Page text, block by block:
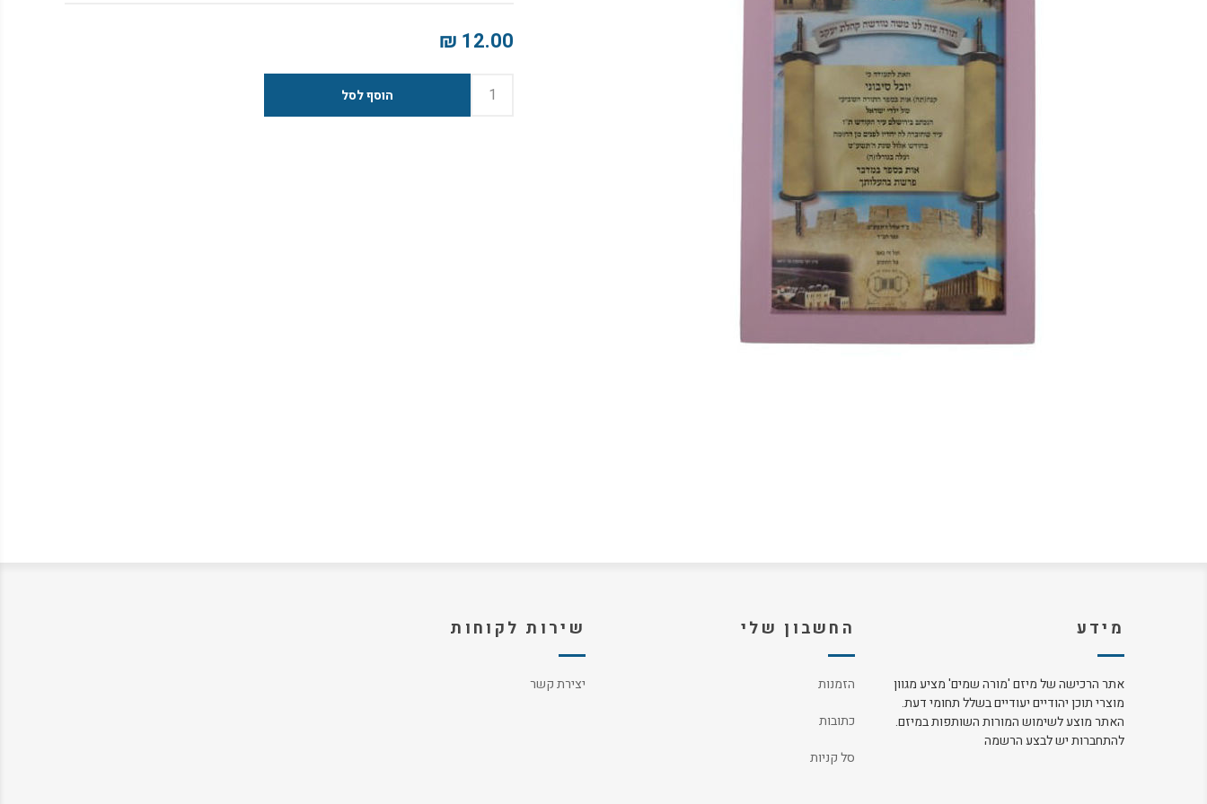
12.00 ₪
מידע
אתר הרכישה של מיזם 'מורה שמים' מציע מגוון
מוצרי תוכן יהודיים יעודיים בשלל תחומי דעת.
האתר מוצע לשימוש המורות השותפות במיזם.
להתחברות יש לבצע הרשמה
החשבון שלי
הזמנות
כתובות
סל קניות
שירות לקוחות
יצירת קשר